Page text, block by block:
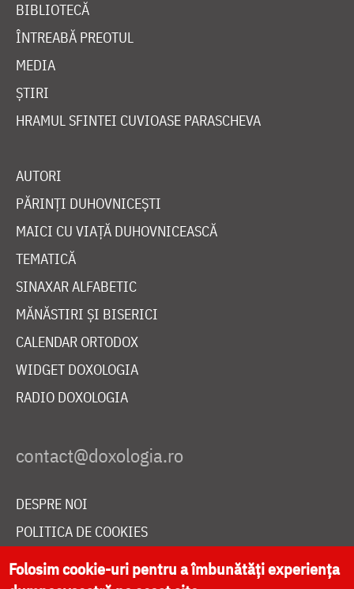
BIBLIOTECĂ
ÎNTREABĂ PREOTUL
MEDIA
ȘTIRI
HRAMUL SFINTEI CUVIOASE PARASCHEVA
AUTORI
PĂRINȚI DUHOVNICEȘTI
MAICI CU VIAȚĂ DUHOVNICEASCĂ
TEMATICĂ
SINAXAR ALFABETIC
MĂNĂSTIRI ȘI BISERICI
CALENDAR ORTODOX
WIDGET DOXOLOGIA
RADIO DOXOLOGIA
DESPRE NOI
POLITICA DE COOKIES
DONEAZĂ ONLINE PENTRU CATEDRALA NAȚIONALĂ
Folosim cookie-uri pentru a îmbunătăți experiența